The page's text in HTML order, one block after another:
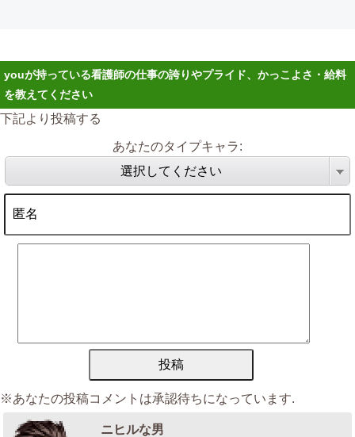
youが持っている看護師の仕事の誇りやプライド、かっこよさ・給料
を教えてください
下記より投稿する
あなたのタイプキャラ:
選択してください
※あなたの投稿コメントは承認待ちになっています.
ニヒルな男